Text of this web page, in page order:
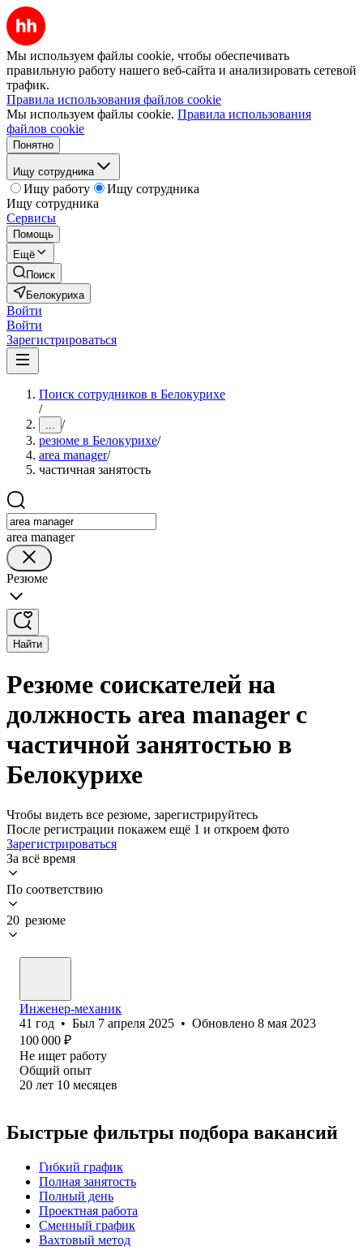
Мы используем файлы cookie, чтобы обеспечивать
правильную работу нашего веб-сайта и анализировать сетевой
трафик.
Правила использования файлов cookie
Мы используем файлы cookie. Правила использования
файлов cookie
Понятно
Ищу сотрудника
Ищу работу
Ищу сотрудника
Ищу сотрудника
Сервисы
Помощь
Ещё
Поиск
Белокуриха
Войти
Войти
Зарегистрироваться
Поиск сотрудников в Белокурихе
/
... /
резюме в Белокурихе/
area manager/
частичная занятость
area manager
Резюме
Найти
Резюме соискателей на
должность area manager с
частичной занятостью в
Белокурихе
Чтобы видеть все резюме, зарегистрируйтесь
После регистрации покажем ещё 1 и откроем фото
Зарегистрироваться
За всё время
По соответствию
20 резюме
Инженер-механик
41 год • Был 7 апреля 2025 • Обновлено 8 мая 2023
100 000 ₽
Не ищет работу
Общий опыт
20 лет 10 месяцев
Быстрые фильтры подбора вакансий
Гибкий график
Полная занятость
Полный день
Проектная работа
Сменный график
Вахтовый метод